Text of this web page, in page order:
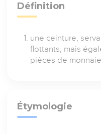
Définition
une ceinture,
flottants, mais
pièces de monnaie
Étymologie